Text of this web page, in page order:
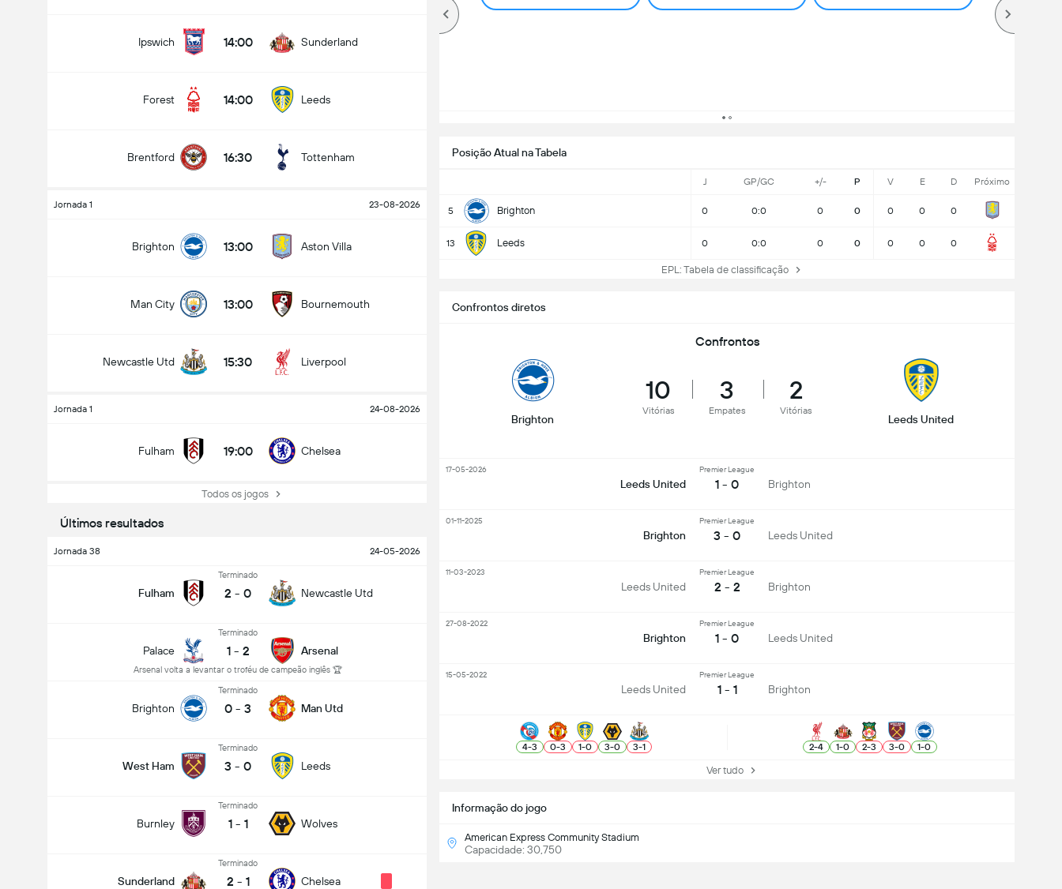
Ipswich 14:00 Sunderland
Forest 14:00 Leeds
Brentford 16:30 Tottenham
Jornada 1 23-08-2026
Brighton 13:00 Aston Villa
Man City 13:00 Bournemouth
Newcastle Utd 15:30 Liverpool
Jornada 1 24-08-2026
Fulham 19:00 Chelsea
Todos os jogos
Últimos resultados
Jornada 38 24-05-2026
Fulham
Terminado
2 - 0 Newcastle Utd
Palace
Terminado
1 - 2
Arsenal volta a levantar o troféu de campeão inglês 🏆
Arsenal
Brighton
Terminado
0 - 3 Man Utd
West Ham
Terminado
3 - 0 Leeds
Burnley
Terminado
1 - 1 Wolves
Sunderland
Terminado
2 - 1 Chelsea
Posição Atual na Tabela
J GP/GC +/- P V E D Próximo
5 Brighton 0 0:0 0 0 0 0 0
13 Leeds 0 0:0 0 0 0 0 0
EPL: Tabela de classificação
Informação do jogo
American Express Community Stadium
Capacidade: 30,750
Confrontos diretos
Confrontos
Brighton
10
Vitórias
3
Empates
2
Vitórias
Leeds United
Leeds United
Premier League
1 - 0 Brighton
17-05-2026
Brighton
Premier League
3 - 0 Leeds United
01-11-2025
Leeds United
Premier League
2 - 2 Brighton
11-03-2023
Brighton
Premier League
1 - 0 Leeds United
27-08-2022
Leeds United
Premier League
1 - 1 Brighton
15-05-2022
4-3 0-3 1-0 3-0 3-1 2-4 1-0 2-3 3-0 1-0
Ver tudo